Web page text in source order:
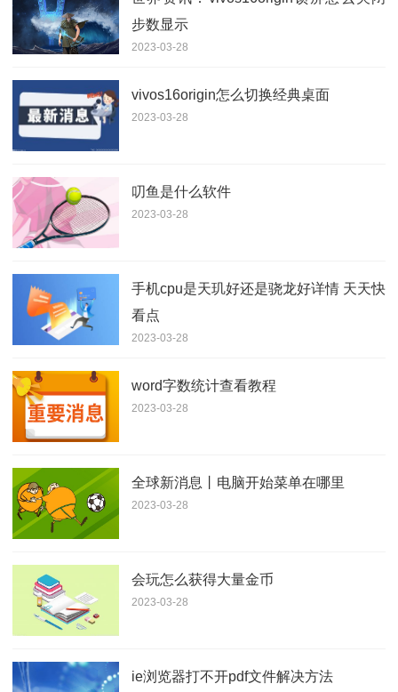
步数显示
2023-03-28
vivos16origin怎么切换经典桌面
2023-03-28
叨鱼是什么软件
2023-03-28
手机cpu是天玑好还是骁龙好详情 天天快
看点
2023-03-28
word字数统计查看教程
2023-03-28
全球新消息丨电脑开始菜单在哪里
2023-03-28
会玩怎么获得大量金币
2023-03-28
ie浏览器打不开pdf文件解决方法